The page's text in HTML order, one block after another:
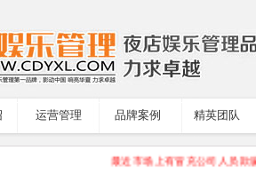
运营管理 品牌案例 精英团队
最近市场上有冒充公司人员欺